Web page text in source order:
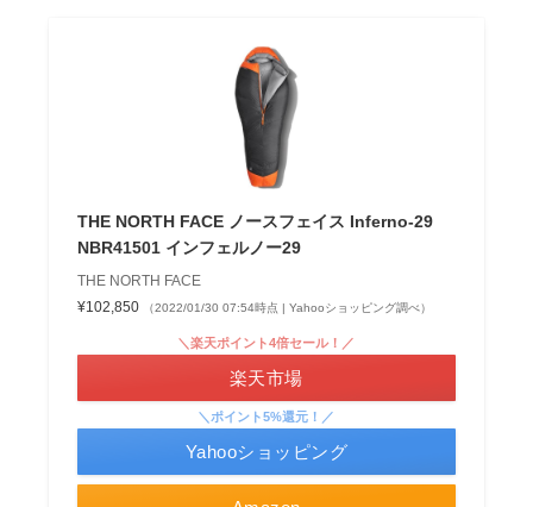
THE NORTH FACE ノースフェイス Inferno-29
NBR41501 インフェルノー29
THE NORTH FACE
¥102,850
（2022/01/30 07:54時点 | Yahooショッピング調べ）
＼楽天ポイント4倍セール！／
楽天市場
＼ポイント5%還元！／
Yahooショッピング